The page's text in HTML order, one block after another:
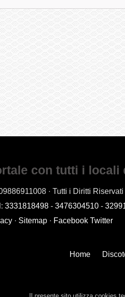
con tutti i locali
· Tutti i Diritti Riservati
3331818498 - 3476304510 -
· Sitemap · Facebook Twitter
Home